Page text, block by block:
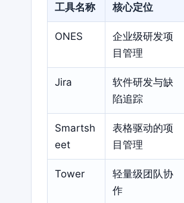
工具名称 核心定位
ONES
企业级研发项
目管理
Jira
软件研发与缺
陷追踪
Smartsh
eet
表格驱动的项
目管理
Tower
轻量级团队协
作